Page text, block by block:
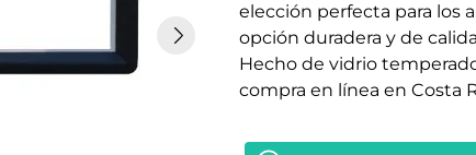
elección perfecta para los
opción duradera y de
Hecho de vidrio
compra en línea en Costa